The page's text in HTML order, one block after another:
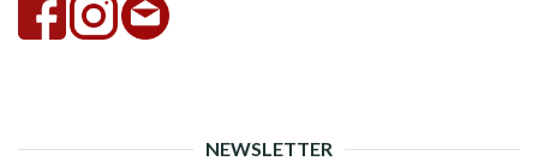
NEWSLETTER